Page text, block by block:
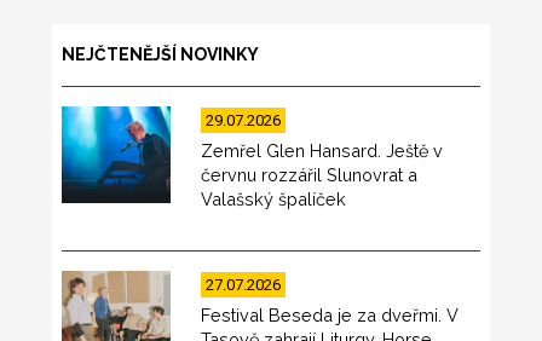
NEJČTENĚJŠÍ NOVINKY
29.07.2026
Zemřel Glen Hansard. Ještě v
červnu rozzářil Slunovrat a
Valašský špalíček
27.07.2026
Festival Beseda je za dveřmi. V